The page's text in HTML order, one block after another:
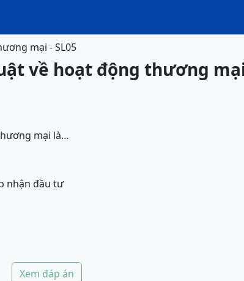
mại - SL05
về hoạt động thương
mại là…
nhận đầu tư
Xem đáp án